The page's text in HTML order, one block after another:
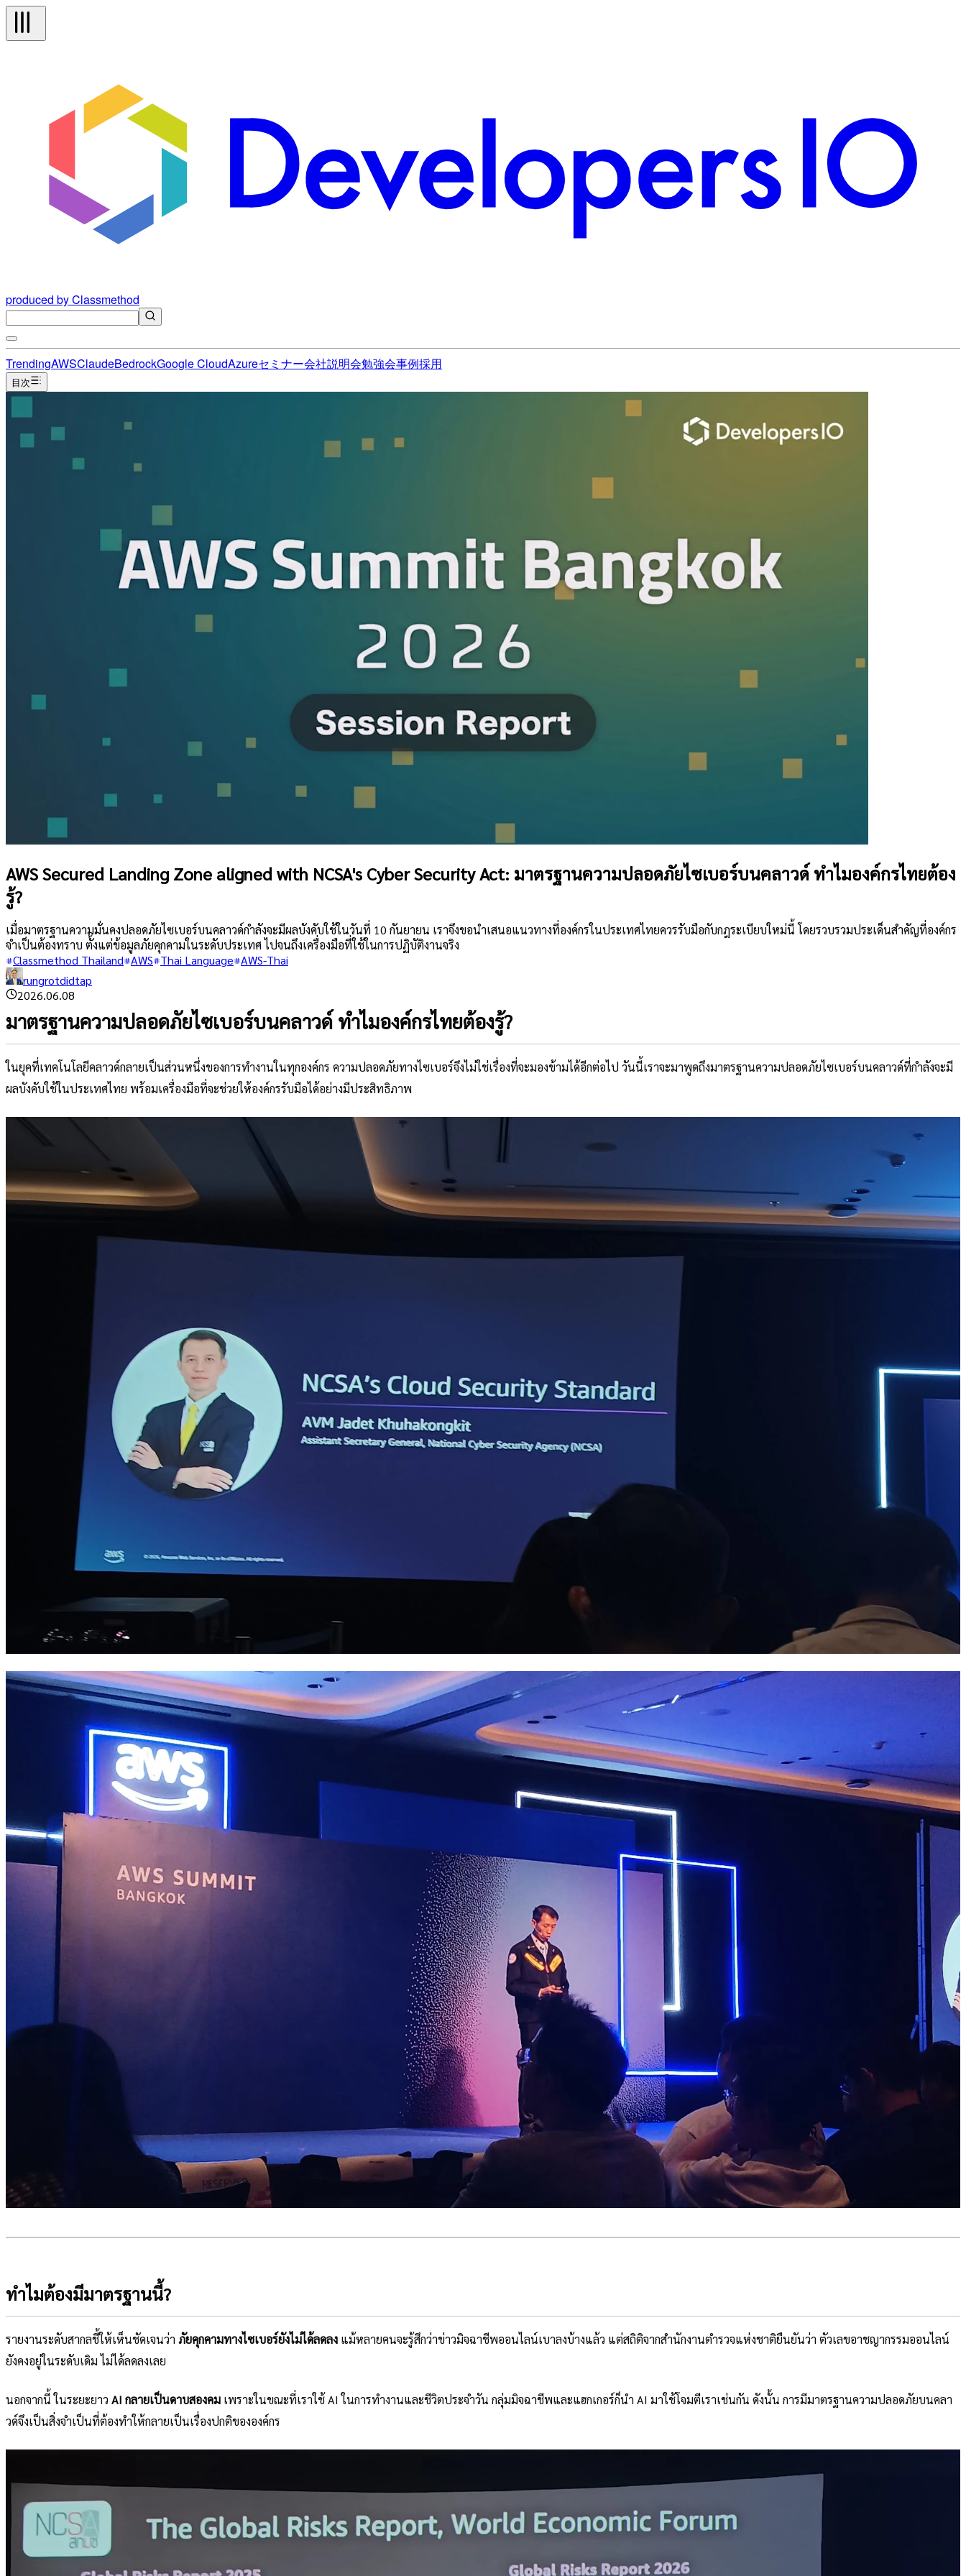
produced by Classmethod
TrendingAWSClaudeBedrockGoogle CloudAzureセミナー会社説明会勉強会事例採用
目次
AWS Secured Landing Zone aligned with NCSA's Cyber Security Act: มาตรฐานความปลอดภัยไซเบอร์บนคลาวด์ ทำไมองค์กรไทยต้อง
รู้?
เมื่อมาตรฐานความมั่นคงปลอดภัยไซเบอร์บนคลาวด์กำลังจะมีผลบังคับใช้ในวันที่ 10 กันยายน เราจึงขอนำเสนอแนวทางที่องค์กรในประเทศไทยควรรับมือกับกฎระเบียบใหม่นี้ โดยรวบรวมประเด็นสำคัญที่องค์กร
จำเป็นต้องทราบ ตั้งแต่ข้อมูลภัยคุกคามในระดับประเทศ ไปจนถึงเครื่องมือที่ใช้ในการปฏิบัติงานจริง
Classmethod Thailand AWS Thai Language AWS-Thai
rungrotdidtap
2026.06.08
มาตรฐานความปลอดภัยไซเบอร์บนคลาวด์ ทำไมองค์กรไทยต้องรู้?
ในยุคที่เทคโนโลยีคลาวด์กลายเป็นส่วนหนึ่งของการทำงานในทุกองค์กร ความปลอดภัยทางไซเบอร์จึงไม่ใช่เรื่องที่จะมองข้ามได้อีกต่อไป วันนี้เราจะมาพูดถึงมาตรฐานความปลอดภัยไซเบอร์บนคลาวด์ที่กำลังจะมี
ผลบังคับใช้ในประเทศไทย พร้อมเครื่องมือที่จะช่วยให้องค์กรรับมือได้อย่างมีประสิทธิภาพ
ทำไมต้องมีมาตรฐานนี้?
รายงานระดับสากลชี้ให้เห็นชัดเจนว่า ภัยคุกคามทางไซเบอร์ยังไม่ได้ลดลง แม้หลายคนจะรู้สึกว่าข่าวมิจฉาชีพออนไลน์เบาลงบ้างแล้ว แต่สถิติจากสำนักงานตำรวจแห่งชาติยืนยันว่า ตัวเลขอาชญากรรมออนไลน์
ยังคงอยู่ในระดับเดิม ไม่ได้ลดลงเลย
นอกจากนี้ ในระยะยาว AI กลายเป็นดาบสองคม เพราะในขณะที่เราใช้ AI ในการทำงานและชีวิตประจำวัน กลุ่มมิจฉาชีพและแฮกเกอร์ก็นำ AI มาใช้โจมตีเราเช่นกัน ดังนั้น การมีมาตรฐานความปลอดภัยบนคลา
วด์จึงเป็นสิ่งจำเป็นที่ต้องทำให้กลายเป็นเรื่องปกติขององค์กร